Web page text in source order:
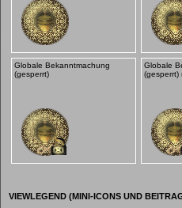
Globale Bekanntmachung
(gesperrt)
Globale
(gesperrt)
VIEWLEGEND (MINI-ICONS UND